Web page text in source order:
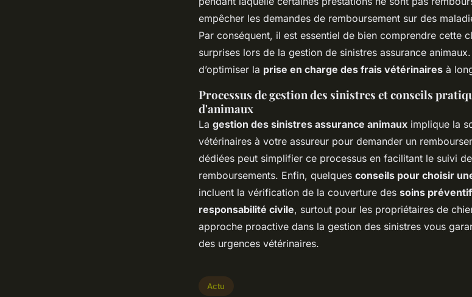
empêcher les demandes de remboursement sur des
Par conséquent, il est essentiel de bien comprendre cette
surprises lors de la gestion de sinistres assurance
d’optimiser la prise en charge des frais vétérinaires à
Processus de gestion des sinistres et conseils
d'animaux
La gestion des sinistres assurance animaux implique la
vétérinaires à votre assureur pour demander un
dédiées peut simplifier ce processus en facilitant le suivi
remboursements. Enfin, quelques conseils pour choisir
incluent la vérification de la couverture des soins
responsabilité civile, surtout pour les propriétaires de
approche proactive dans la gestion des sinistres vous
des urgences vétérinaires.
Actu